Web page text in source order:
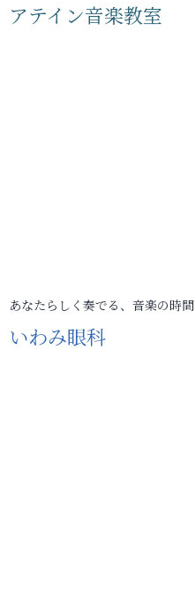
アテイン音楽教室
あなたらしく奏でる、音楽の時間
いわみ眼科